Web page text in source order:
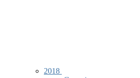
2018